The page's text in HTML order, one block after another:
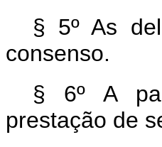
§ 5º As
consenso.
§ 6º A
prestação de